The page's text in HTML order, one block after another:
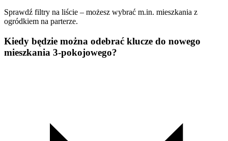
Sprawdź filtry na liście – możesz wybrać m.in. mieszkania z
ogródkiem na parterze.
Kiedy będzie można odebrać klucze do nowego
mieszkania 3-pokojowego?